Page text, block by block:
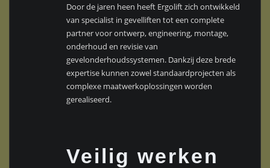
Door de jaren heen heeft Ergolift zich ontwikkeld
van specialist in gevelliften tot een complete
partner voor ontwerp, engineering, montage,
onderhoud en revisie van
gevelonderhoudssystemen. Dankzij deze brede
expertise kunnen zowel standaardprojecten als
complexe maatwerkoplossingen worden
gerealiseerd.
Veilig werken